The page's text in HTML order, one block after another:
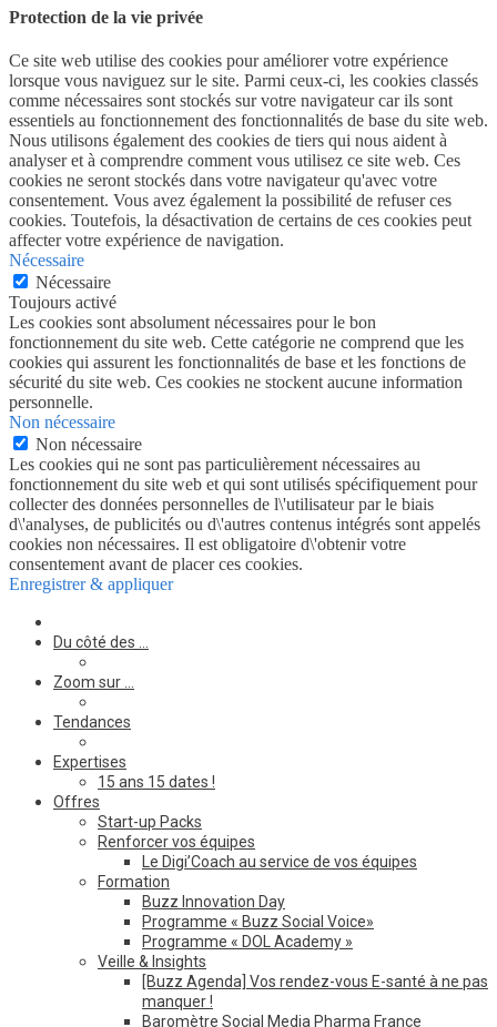
Protection de la vie privée
Ce site web utilise des cookies pour améliorer votre expérience
lorsque vous naviguez sur le site. Parmi ceux-ci, les cookies classés
comme nécessaires sont stockés sur votre navigateur car ils sont
essentiels au fonctionnement des fonctionnalités de base du site web.
Nous utilisons également des cookies de tiers qui nous aident à
analyser et à comprendre comment vous utilisez ce site web. Ces
cookies ne seront stockés dans votre navigateur qu'avec votre
consentement. Vous avez également la possibilité de refuser ces
cookies. Toutefois, la désactivation de certains de ces cookies peut
affecter votre expérience de navigation.
Nécessaire
Nécessaire
Toujours activé
Les cookies sont absolument nécessaires pour le bon
fonctionnement du site web. Cette catégorie ne comprend que les
cookies qui assurent les fonctionnalités de base et les fonctions de
sécurité du site web. Ces cookies ne stockent aucune information
personnelle.
Non nécessaire
Non nécessaire
Les cookies qui ne sont pas particulièrement nécessaires au
fonctionnement du site web et qui sont utilisés spécifiquement pour
collecter des données personnelles de l\'utilisateur par le biais
d\'analyses, de publicités ou d\'autres contenus intégrés sont appelés
cookies non nécessaires. Il est obligatoire d\'obtenir votre
consentement avant de placer ces cookies.
Enregistrer & appliquer
Du côté des …
Zoom sur …
Tendances
Expertises
15 ans 15 dates !
Offres
Start-up Packs
Renforcer vos équipes
Le Digi’Coach au service de vos équipes
Formation
Buzz Innovation Day
Programme « Buzz Social Voice»
Programme « DOL Academy »
Veille & Insights
[Buzz Agenda] Vos rendez-vous E-santé à ne pas
manquer !
Baromètre Social Media Pharma France